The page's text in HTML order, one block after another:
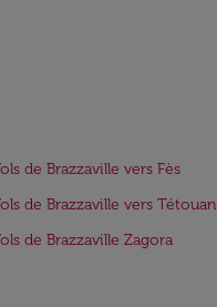
de Brazzaville vers Fès
de Brazzaville vers Tétouan
de Brazzaville Zagora